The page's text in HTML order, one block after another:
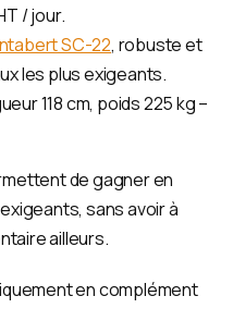
/ jour.
SC-22, robuste et
les plus exigeants.
118 cm, poids 225 kg –
de gagner en
sans avoir à
ailleurs.
en complément